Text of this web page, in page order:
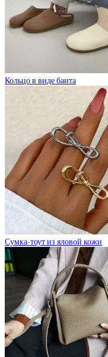
Кольцо в виде банта
Сумка-тоут из яловой кожи